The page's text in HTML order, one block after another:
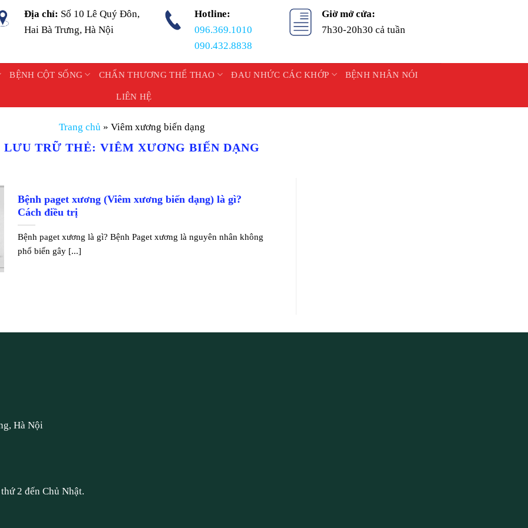
Địa chỉ: Số 10 Lê Quý Đôn,
Hai Bà Trưng, Hà Nội
Hotline:
096.369.1010
090.432.8838
Giờ mở cửa:
7h30-20h30 cả tuần
BỆNH CỘT SỐNG CHẤN THƯƠNG THỂ THAO ĐAU NHỨC CÁC KHỚP BỆNH NHÂN NÓI
LIÊN HỆ
Trang chủ » Viêm xương biến dạng
LƯU TRỮ THẺ:VIÊM XƯƠNG BIẾN DẠNG
Bệnh paget xương (Viêm xương biến dạng) là gì?
Cách điều trị
Bệnh paget xương là gì? Bệnh Paget xương là nguyên nhân không
phổ biến gây [...]
Hà Nội
2 đến Chủ Nhật.